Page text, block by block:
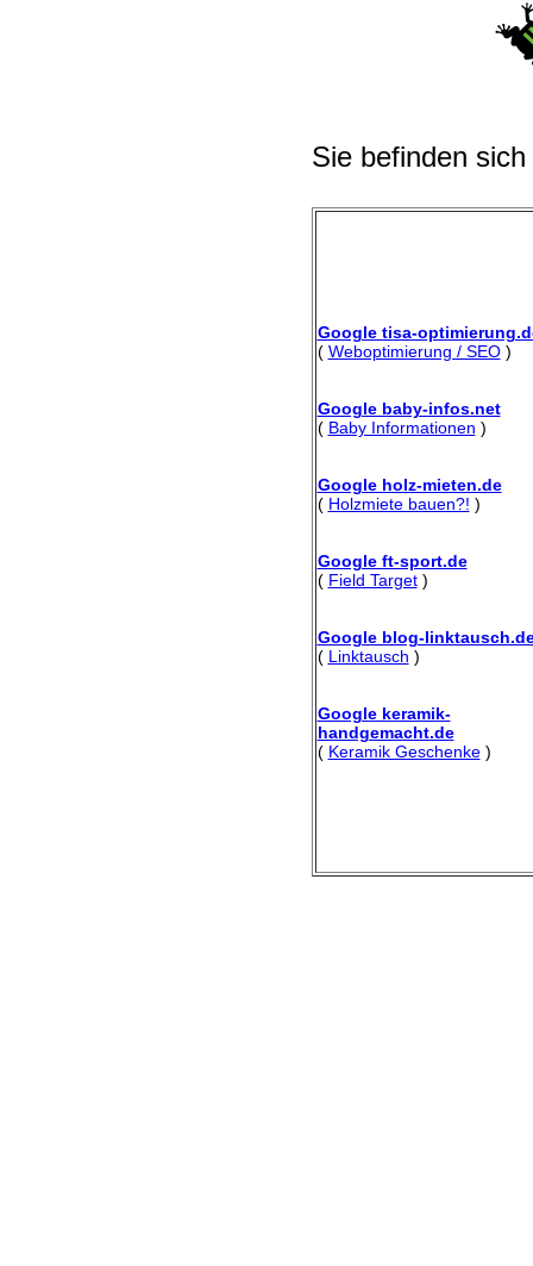
Sie befinden
Google tisa-
( Weboptimierung / SEO)
Google baby-infos.net
( Baby Informationen )
Google holz-mieten.de
( Holzmiete bauen?! )
Google ft-sport.de
( Field Target)
Google blog-
( Linktausch )
Google keramik-
handgemacht.de
( Keramik Geschenke)